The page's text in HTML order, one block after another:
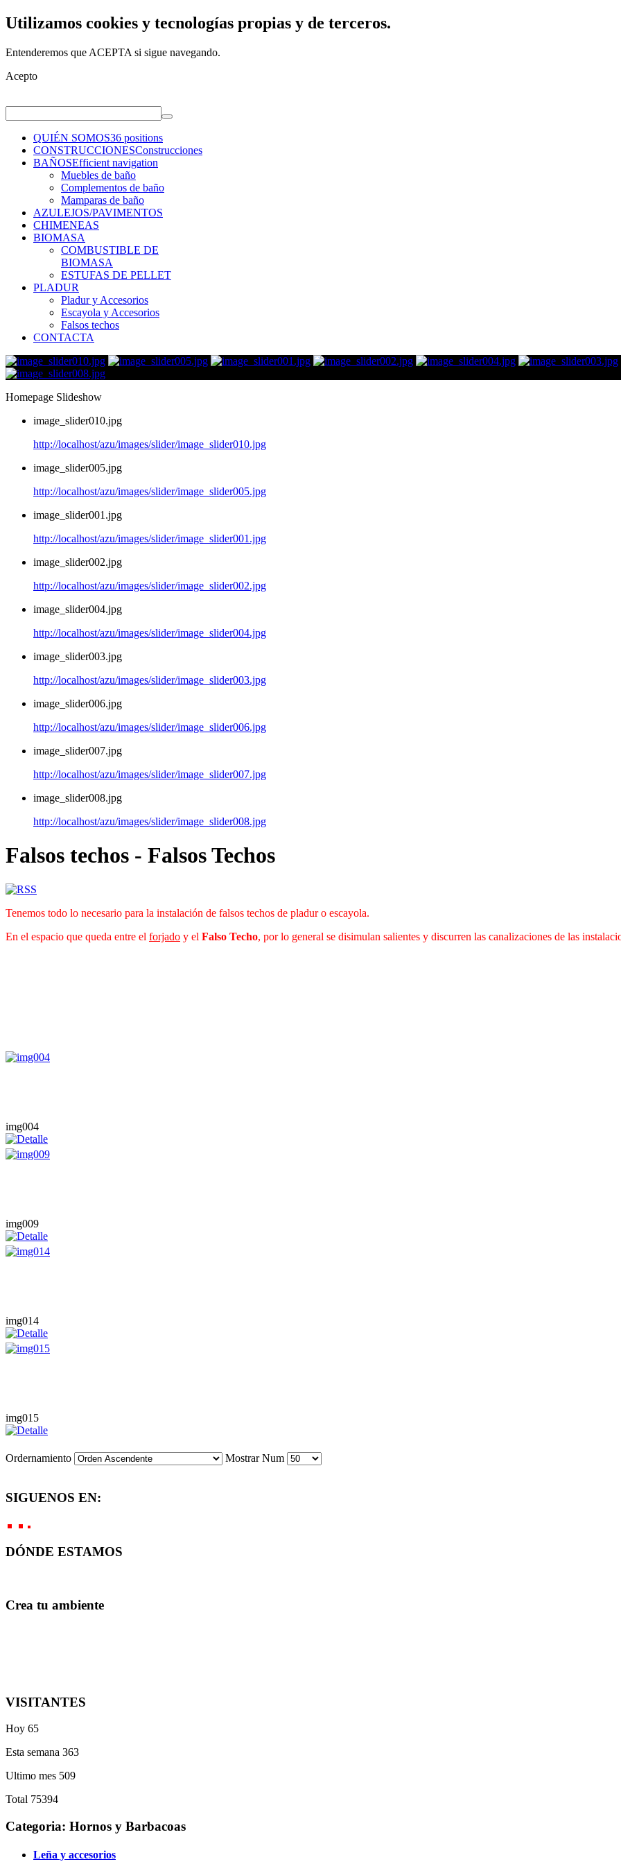
Utilizamos cookies y tecnologías propias y de terceros.
Entenderemos que ACEPTA si sigue navegando.
Acepto
QUIÉN SOMOS36 positions
CONSTRUCCIONESConstrucciones
BAÑOSEfficient navigation
Muebles de baño
Complementos de baño
Mamparas de baño
AZULEJOS/PAVIMENTOS
CHIMENEAS
BIOMASA
COMBUSTIBLE DE
BIOMASA
ESTUFAS DE PELLET
PLADUR
Pladur y Accesorios
Escayola y Accesorios
Falsos techos
CONTACTA
Homepage Slideshow
image_slider010.jpg
http://localhost/azu/images/slider/image_slider010.jpg
image_slider005.jpg
http://localhost/azu/images/slider/image_slider005.jpg
image_slider001.jpg
http://localhost/azu/images/slider/image_slider001.jpg
image_slider002.jpg
http://localhost/azu/images/slider/image_slider002.jpg
image_slider004.jpg
http://localhost/azu/images/slider/image_slider004.jpg
image_slider003.jpg
http://localhost/azu/images/slider/image_slider003.jpg
image_slider006.jpg
http://localhost/azu/images/slider/image_slider006.jpg
image_slider007.jpg
http://localhost/azu/images/slider/image_slider007.jpg
image_slider008.jpg
http://localhost/azu/images/slider/image_slider008.jpg
Falsos techos - Falsos Techos
Tenemos todo lo necesario para la instalación de falsos techos de pladur o escayola.
En el espacio que queda entre el forjado y el Falso Techo, por lo general se disimulan salientes y discurren las canalizaciones de las
img004
img009
img014
img015
Ordernamiento Mostrar Num
SIGUENOS EN:
DÓNDE ESTAMOS
Crea tu ambiente
VISITANTES
Hoy 65
Esta semana 363
Ultimo mes 509
Total 75394
Categoria: Hornos y Barbacoas
Leña y accesorios